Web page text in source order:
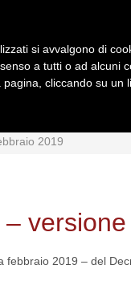
2019
2019 – del
si avvalgono di
a tutti o ad alcuni
cliccando su